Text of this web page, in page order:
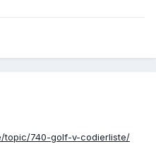
topic/740-golf-v-codierliste/